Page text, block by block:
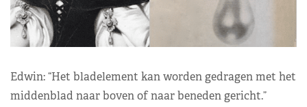
Edwin: “Het bladelement kan worden gedragen met het
middenblad naar boven of naar beneden gericht.”